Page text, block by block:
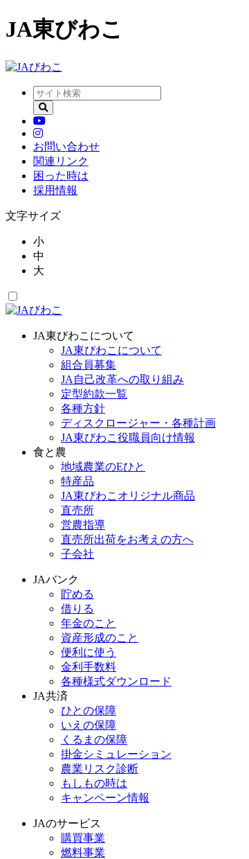
JA東びわこ
お問い合わせ
関連リンク
困った時は
採用情報
文字サイズ
小
中
大
JA東びわこについて
JA東びわこについて
組合員募集
JA自己改革への取り組み
定型約款一覧
各種方針
ディスクロージャー・各種計画
JA東びわこ役職員向け情報
食と農
地域農業のEひと
特産品
JA東びわこオリジナル商品
直売所
営農指導
直売所出荷をお考えの方へ
子会社
JAバンク
貯める
借りる
年金のこと
資産形成のこと
便利に使う
金利手数料
各種様式ダウンロード
JA共済
ひとの保障
いえの保障
くるまの保障
掛金シミュレーション
農業リスク診断
もしもの時は
キャンペーン情報
JAのサービス
購買事業
燃料事業